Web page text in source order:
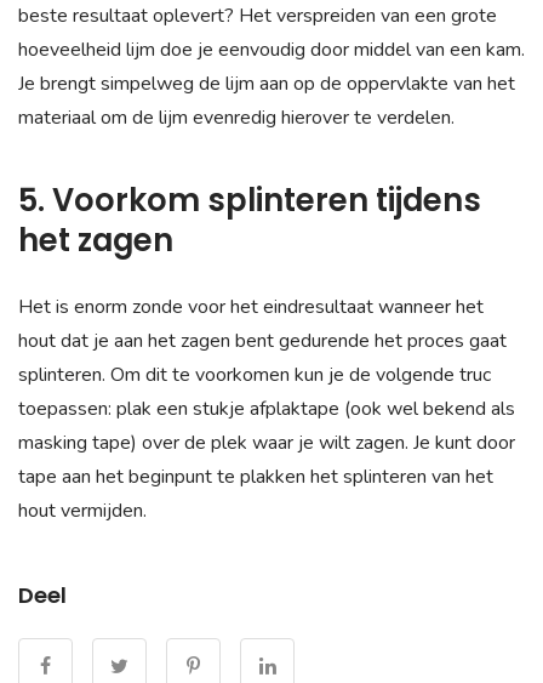
beste resultaat oplevert? Het verspreiden van een grote
hoeveelheid lijm doe je eenvoudig door middel van een kam.
Je brengt simpelweg de lijm aan op de oppervlakte van het
materiaal om de lijm evenredig hierover te verdelen.
5. Voorkom splinteren tijdens
het zagen
Het is enorm zonde voor het eindresultaat wanneer het
hout dat je aan het zagen bent gedurende het proces gaat
splinteren. Om dit te voorkomen kun je de volgende truc
toepassen: plak een stukje afplaktape (ook wel bekend als
masking tape) over de plek waar je wilt zagen. Je kunt door
tape aan het beginpunt te plakken het splinteren van het
hout vermijden.
Deel